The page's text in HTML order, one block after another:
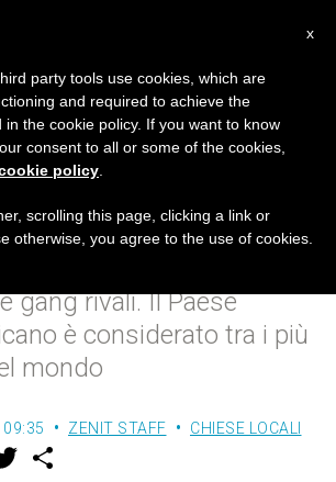
afflitto dalla violenza:
in soli tre giorni
gang rivali. Il Paese
è considerato tra i più
mondo
09:35 ZENIT STAFF CHIESE LOCALI
w
x
party tools use cookies, which are
and required to achieve the
in the cookie policy. If you want to know
consent to all or some of the cookies,
policy
scrolling this page, clicking a link or
otherwise, you agree to the use of cookies.